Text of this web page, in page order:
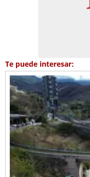
Te puede interesar: